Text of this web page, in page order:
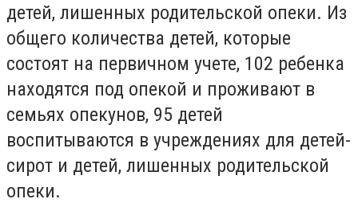
детей, лишенных родительской опеки. Из
общего количества детей, которые
состоят на первичном учете, 102 ребенка
находятся под опекой и проживают в
семьях опекунов, 95 детей
воспитываются в учреждениях для детей-
сирот и детей, лишенных родительской
опеки.